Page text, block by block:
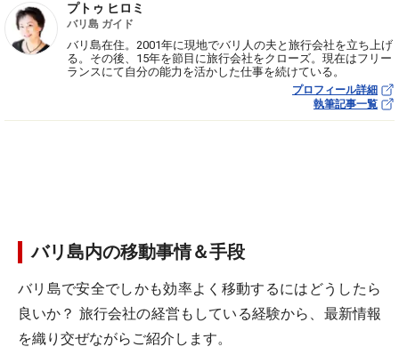
プトゥ ヒロミ
バリ島 ガイド
バリ島在住。2001年に現地でバリ人の夫と旅行会社を立ち上げ
る。その後、15年を節目に旅行会社をクローズ。現在はフリー
ランスにて自分の能力を活かした仕事を続けている。
プロフィール詳細
執筆記事一覧
バリ島内の移動事情＆手段
バリ島で安全でしかも効率よく移動するにはどうしたら
良いか？ 旅行会社の経営もしている経験から、最新情報
を織り交ぜながらご紹介します。